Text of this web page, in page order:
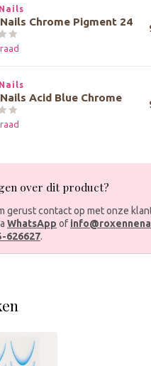
Chrome Pigment 24
Acid Blue Chrome
over dit product?
gerust contact op met onze
WhatsApp of
626627.